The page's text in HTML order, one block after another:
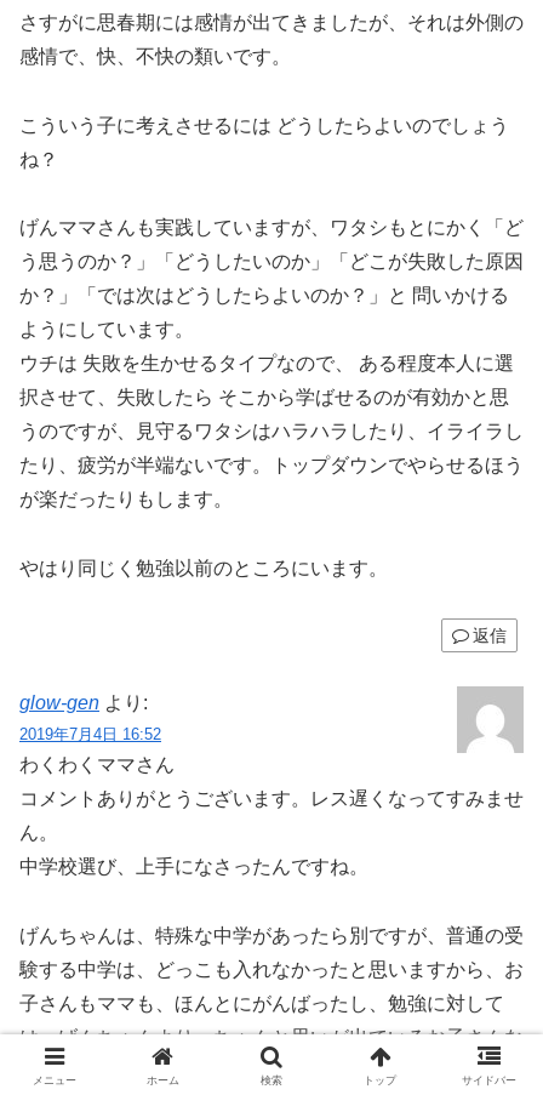
さすがに思春期には感情が出てきましたが、それは外側の
感情で、快、不快の類いです。
こういう子に考えさせるには どうしたらよいのでしょう
ね？
げんママさんも実践していますが、ワタシもとにかく「ど
う思うのか？」「どうしたいのか」「どこが失敗した原因
か？」「では次はどうしたらよいのか？」と 問いかける
ようにしています。
ウチは 失敗を生かせるタイプなので、 ある程度本人に選
択させて、失敗したら そこから学ばせるのが有効かと思
うのですが、見守るワタシはハラハラしたり、イライラし
たり、疲労が半端ないです。トップダウンでやらせるほう
が楽だったりもします。
やはり同じく勉強以前のところにいます。
返信
glow-gen より:
2019年7月4日 16:52
わくわくママさん
コメントありがとうございます。レス遅くなってすみませ
ん。
中学校選び、上手になさったんですね。
げんちゃんは、特殊な中学があったら別ですが、普通の受
験する中学は、どっこも入れなかったと思いますから、お
子さんもママも、ほんとにがんばったし、勉強に対して
は、げんちゃんより、ちゃんと思いが出ているお子さんな
のでは、と想像しながら読みました。
メニュー ホーム 検索 トップ サイドバー